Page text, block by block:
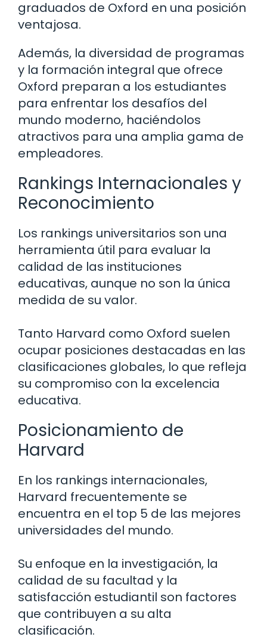
graduados de Oxford en una posición
ventajosa.
Además, la diversidad de programas
y la formación integral que ofrece
Oxford preparan a los estudiantes
para enfrentar los desafíos del
mundo moderno, haciéndolos
atractivos para una amplia gama de
empleadores.
Rankings Internacionales y
Reconocimiento
Los rankings universitarios son una
herramienta útil para evaluar la
calidad de las instituciones
educativas, aunque no son la única
medida de su valor.
Tanto Harvard como Oxford suelen
ocupar posiciones destacadas en las
clasificaciones globales, lo que refleja
su compromiso con la excelencia
educativa.
Posicionamiento de
Harvard
En los rankings internacionales,
Harvard frecuentemente se
encuentra en el top 5 de las mejores
universidades del mundo.
Su enfoque en la investigación, la
calidad de su facultad y la
satisfacción estudiantil son factores
que contribuyen a su alta
clasificación.